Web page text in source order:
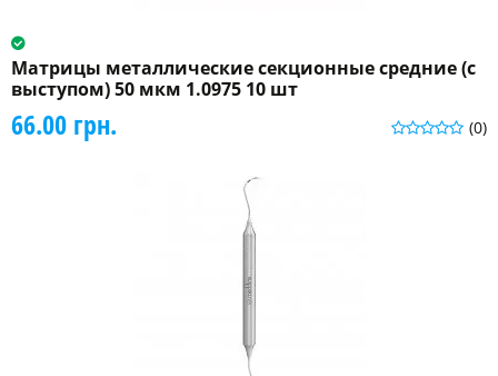
Матрицы металлические секционные средние (с
выступом) 50 мкм 1.0975 10 шт
(0)
66.00 грн.